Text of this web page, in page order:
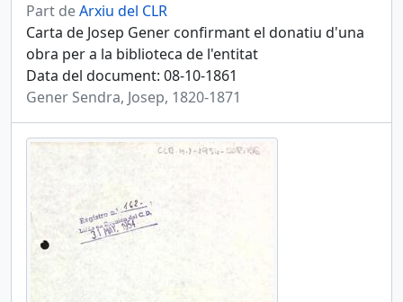
Part deArxiu del CLR
Carta de Josep Gener confirmant el donatiu d'una
obra per a la biblioteca de l'entitat
Data del document: 08-10-1861
Gener Sendra, Josep, 1820-1871